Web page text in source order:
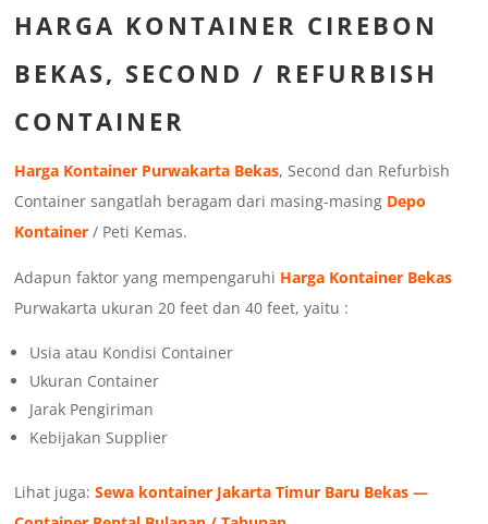
HARGA KONTAINER CIREBON
BEKAS, SECOND / REFURBISH
CONTAINER
Harga Kontainer Purwakarta Bekas, Second dan Refurbish
Container sangatlah beragam dari masing-masing Depo
Kontainer / Peti Kemas.
Adapun faktor yang mempengaruhi Harga Kontainer Bekas
Purwakarta ukuran 20 feet dan 40 feet, yaitu :
Usia atau Kondisi Container
Ukuran Container
Jarak Pengiriman
Kebijakan Supplier
Lihat juga:Sewa kontainer Jakarta Timur Baru Bekas —